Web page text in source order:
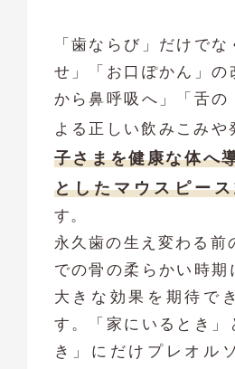
「歯ならび」だけで
せ」「お口ぽかん」の
から鼻呼吸へ」「舌の
よる正しい飲みこみや
子さまを健康な体へ
としたマウスピー
す。
永久歯の生え変わる前
での骨の柔らかい時期
大きな効果を期待で
す。「家にいるとき」
き」にだけプレオル